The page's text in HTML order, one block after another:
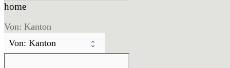
home
Von: Kanton